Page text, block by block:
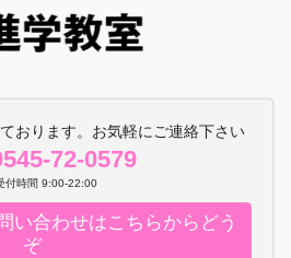
おります。お気軽にご連絡下さい
72-0579
付時間 9:00-22:00
い合わせはこちらからどう
ぞ